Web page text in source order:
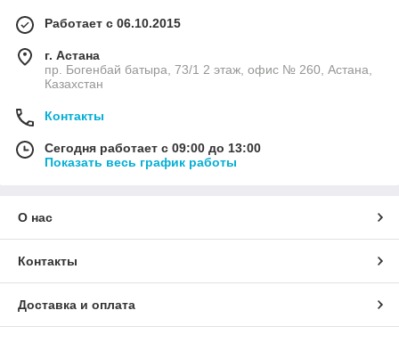
Работает с 06.10.2015
г. Астана
пр. Богенбай батыра, 73/1 2 этаж, офис № 260, Астана,
Казахстан
Контакты
Сегодня работает с 09:00 до 13:00
Показать весь график работы
О нас
Контакты
Доставка и оплата